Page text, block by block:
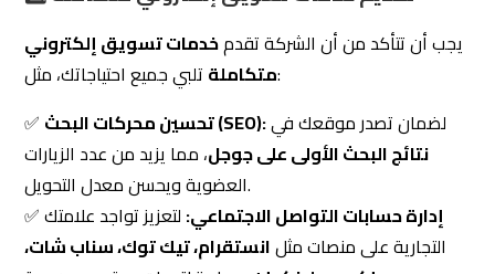
تحسين محركات البحث (SEO):
لضمان تصدر موقعك في
نتائج البحث الأولى على جوجل، مما يزيد من عدد الزيارات
العضوية ويحسن معدل التحويل.
✅
إدارة حسابات التواصل الاجتماعي:
لتعزيز تواجد علامتك
التجارية على منصات مثل انستقرام، تيك توك، سناب شات،
إكس، ولينكدإن
✅
إعلانات جوجل وميتا الممولة: لاستهداف العملاء
المحتملين بدقة وتحقيق أعلى عائد على الاستثمار (ROI)
✅
تصميم مواقع إلكترونية احترافية :توفر تجربة مستخدم